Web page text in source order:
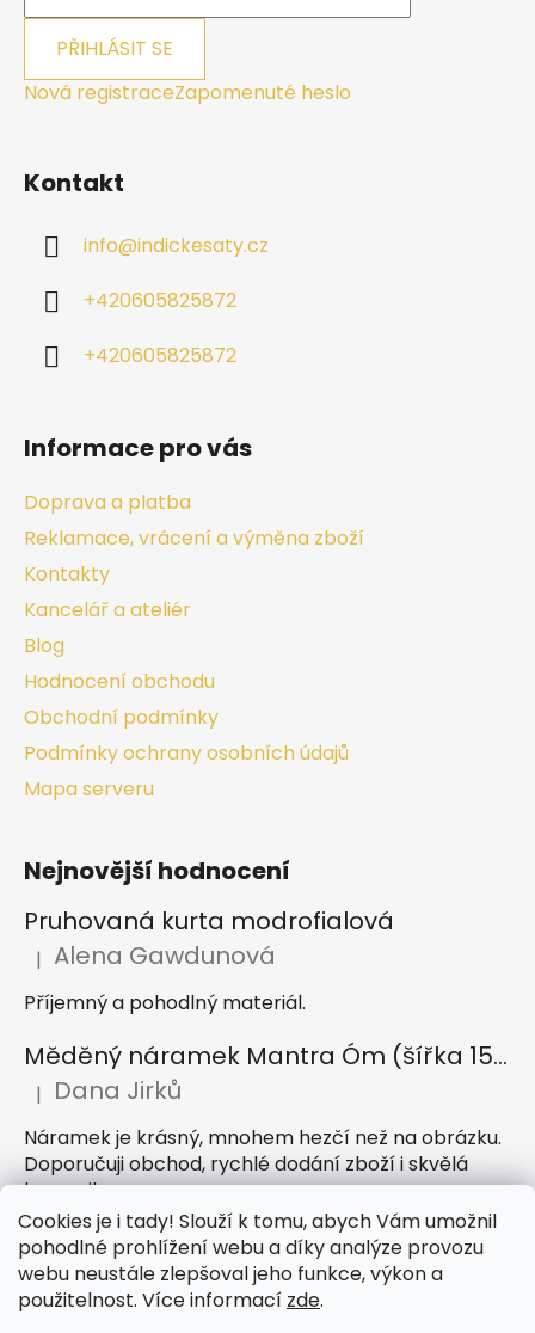
Cookies je i tady! Slouží k tomu, abych Vám umožnil
pohodlné prohlížení webu a díky analýze provozu
webu neustále zlepšoval jeho funkce, výkon a
použitelnost. Více informací zde.
PŘIHLÁSIT SE
Nová registraceZapomenuté heslo
Kontakt
info@indickesaty.cz
+420605825872
+420605825872
Informace pro vás
Doprava a platba
Reklamace, vrácení a výměna zboží
Kontakty
Kancelář a ateliér
Blog
Hodnocení obchodu
Obchodní podmínky
Podmínky ochrany osobních údajů
Mapa serveru
Nejnovější hodnocení
Pruhovaná kurta modrofialová
Hodnocení produktu je 5 z 5 hvězdiček.
| Alena Gawdunová
Příjemný a pohodlný materiál.
Měděný náramek Mantra Óm (šířka 15 mm)
Hodnocení produktu je 5 z 5 hvězdiček.
| Dana Jirků
Náramek je krásný, mnohem hezčí než na obrázku.
Doporučuji obchod, rychlé dodání zboží i skvělá
komunikace
Hodnocení produktu je 5 z 5 hvězdiček.
| Petra Hejátková